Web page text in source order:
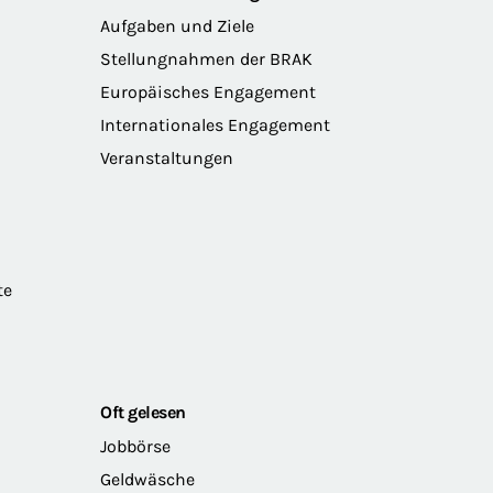
Aufgaben und Ziele
Stellungnahmen der BRAK
Europäisches Engagement
Internationales Engagement
Veranstaltungen
Oft gelesen
Jobbörse
Geldwäsche